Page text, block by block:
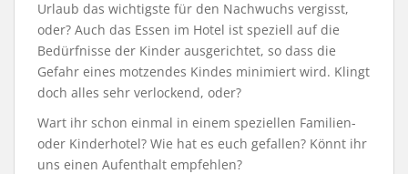
Urlaub das wichtigste für den Nachwuchs vergisst,
oder? Auch das Essen im Hotel ist speziell auf die
Bedürfnisse der Kinder ausgerichtet, so dass die
Gefahr eines motzendes Kindes minimiert wird. Klingt
doch alles sehr verlockend, oder?
Wart ihr schon einmal in einem speziellen Familien-
oder Kinderhotel? Wie hat es euch gefallen? Könnt ihr
uns einen Aufenthalt empfehlen?